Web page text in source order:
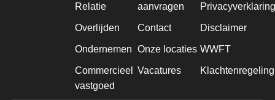
Relatie
Overlijden
Ondernemen
Commercieel
vastgoed
aanvragen
Contact
Onze locaties
Vacatures
Privacyverklaring
Disclaimer
WWFT
Klachtenregeling